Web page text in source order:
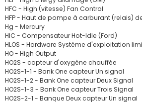
HFC - High (vitesse) Fan Control
HFP - Haut de pompe à carburant (relais)
Hg - Mercury
HIC - Compensateur Hot-Idle (Ford)
HLOS - Hardware Système d'exploitation
HO - High Output
HO2S - capteur d'oxygène chauffée
HO2S-1-1 - Bank One capteur Un signal
HO2S-1-2 - Bank One capteur Deux Signal
HO2S-1-3 - Bank One capteur Trois Signal
HO2S-2-1 - Banque Deux capteur Un signal